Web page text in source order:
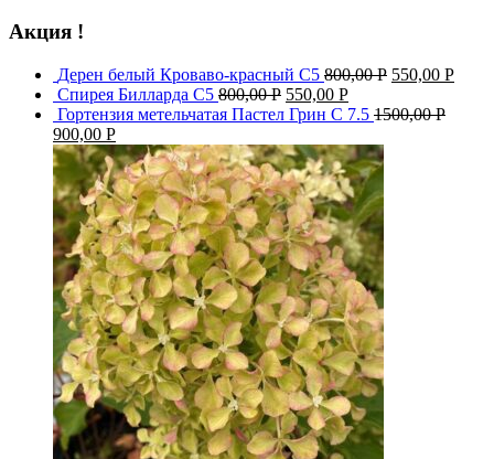
Акция !
Дерен белый Кроваво-красный С5 800,00Р 550,00 Р
Спирея Билларда С5 800,00Р 550,00 Р
Гортензия метельчатая Пастел Грин C 7.5 1500,00Р
900,00 Р